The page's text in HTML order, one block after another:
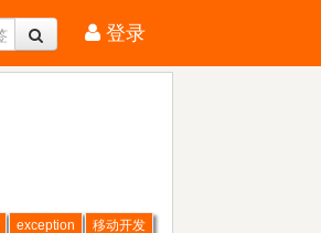
登录
exception 移动开发